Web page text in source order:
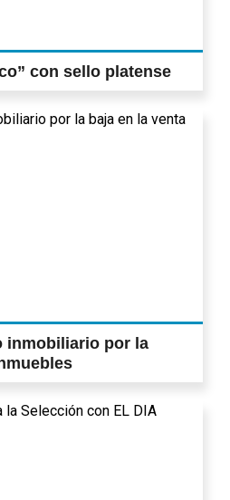
con sello platense
inmobiliario por la